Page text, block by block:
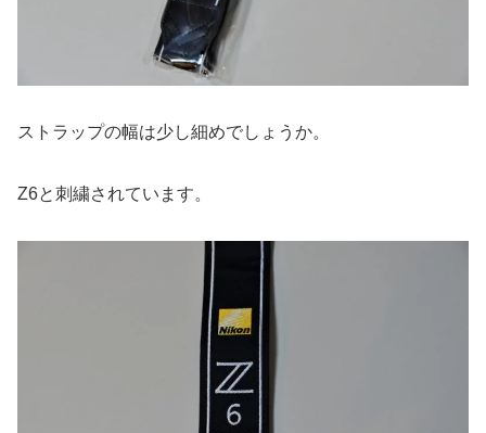
ストラップの幅は少し細めでしょうか。
Z6と刺繍されています。